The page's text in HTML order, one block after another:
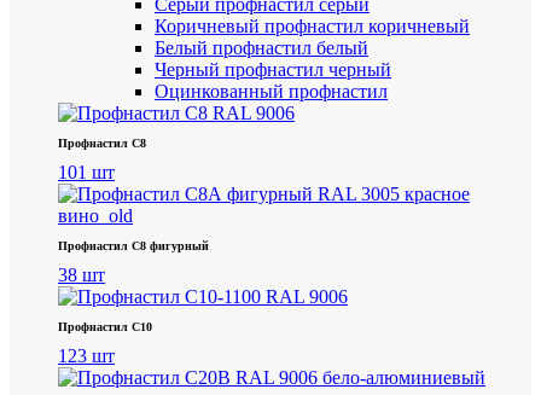
Серый профнастил серый
Коричневый профнастил коричневый
Белый профнастил белый
Черный профнастил черный
Оцинкованный профнастил
Профнастил С8
101 шт
Профнастил С8 фигурный
38 шт
Профнастил С10
123 шт